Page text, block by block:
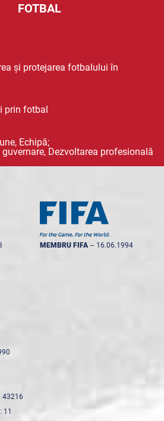
FOTBAL
și protejarea fotbalului în
prin fotbal
Echipă;
guvernare, Dezvoltarea profesională
MEMBRU FIFA -- 16.06.1994
43216
11